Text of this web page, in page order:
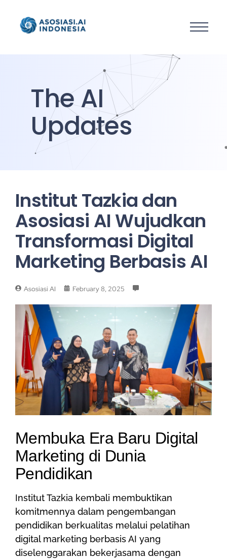
The AI
Updates
Institut Tazkia dan
Asosiasi AI Wujudkan
Transformasi Digital
Marketing Berbasis AI
Asosiasi AI February 8, 2025
Membuka Era Baru Digital
Marketing di Dunia
Pendidikan
Institut Tazkia kembali membuktikan
komitmennya dalam pengembangan
pendidikan berkualitas melalui pelatihan
digital marketing berbasis AI yang
diselenggarakan bekerjasama dengan